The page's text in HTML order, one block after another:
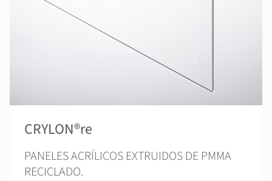
CRYLON®re
PANELES ACRÍLICOS EXTRUIDOS DE PMMA
RECICLADO.